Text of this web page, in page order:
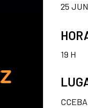
25
19 H
CCEBA